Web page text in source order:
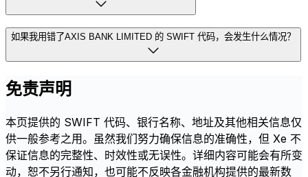
如果我用错了AXIS BANK LIMITED 的 SWIFT 代码，会发生什么情况？
免责声明
本页提供的 SWIFT 代码、银行名称、地址及其他相关信息仅
供一般参考之用。虽然我们努力确保信息的准确性，但 Xe 不
保证信息的完整性、时效性或无误性。详细内容可能会有所变
动，恕不另行通知，也可能不反映各金融机构提供的最新数